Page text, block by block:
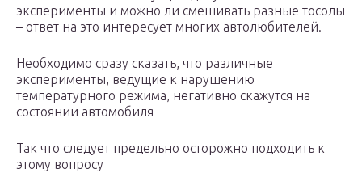
эксперименты и можно ли смешивать разные тосолы
– ответ на это интересует многих автолюбителей.
Необходимо сразу сказать, что различные
эксперименты, ведущие к нарушению
температурного режима, негативно скажутся на
состоянии автомобиля
Так что следует предельно осторожно подходить к
этому вопросу